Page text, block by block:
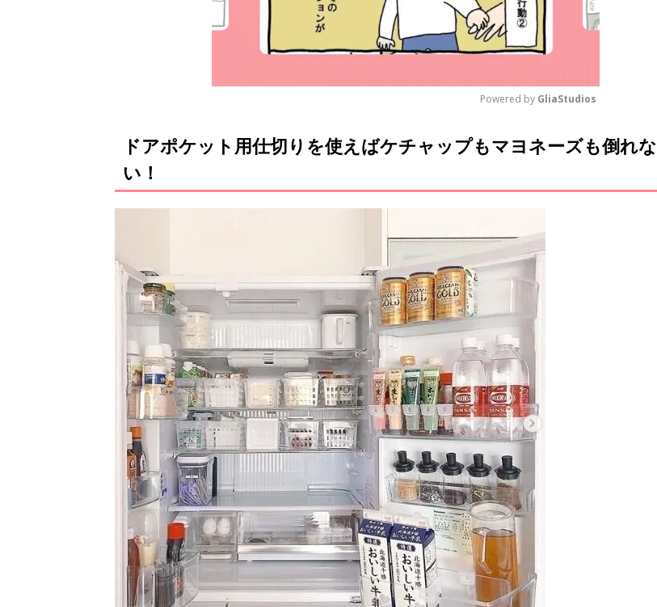
M
t
Powered by GliaStudios
ドアポケット用仕切りを使えばケチャップもマヨネーズも倒れな
い！